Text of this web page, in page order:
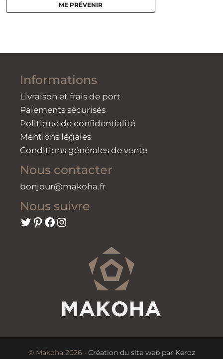
ME PRÉVENIR
Informations
Livraison et frais de port
Paiements sécurisés
Politique de confidentialité
Mentions légales
Conditions générales de vente
Nous contacter
bonjour@makoha.fr
Nous suivre
Twitter
Pinterest
Facebook
Instagram
© Makoha 2026 • Création du site web par Keroz